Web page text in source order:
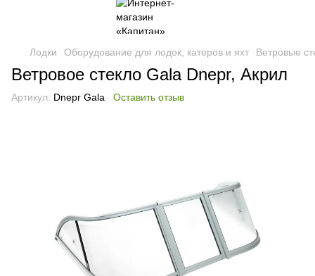
Лодки Оборудование для лодок, катеров и яхт Ветровые
Ветровое стекло Gala Dnepr, Акрил
Артикул: Dnepr Gala Оставить отзыв